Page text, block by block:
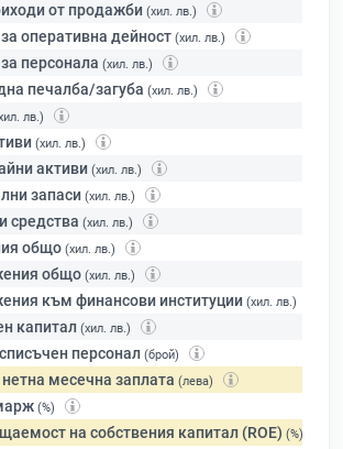
от продажби (хил. лв.)
оперативна дейност (хил. лв.)
персонала (хил. лв.)
печалба/загуба (хил. лв.)
лв.)
(хил. лв.)
активи (хил. лв.)
запаси (хил. лв.)
средства (хил. лв.)
общо (хил. лв.)
общо (хил. лв.)
към финансови институции (хил. лв.)
капитал (хил. лв.)
персонал (брой)
месечна заплата (лева)
(%)
на собствения капитал (ROE) (%)